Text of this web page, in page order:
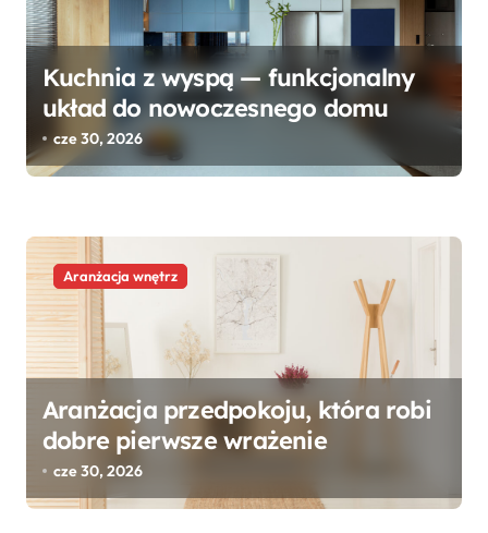
Kuchnia z wyspą — funkcjonalny
układ do nowoczesnego domu
cze 30, 2026
Aranżacja wnętrz
Aranżacja przedpokoju, która robi
dobre pierwsze wrażenie
cze 30, 2026